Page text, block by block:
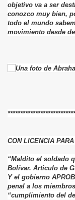
objetivo va a ser
conozco muy bien,
todo el mundo
movimiento desde
CON LICENCIA
“Maldito el soldado
Bolívar. Articulo de
Y el gobierno
penal a los
“cumplimiento del